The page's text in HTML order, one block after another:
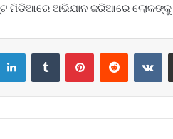
ମିଡିଆରେ ଅଭିଯାନ ଜରିଆରେ ଲୋକଙ୍କୁ